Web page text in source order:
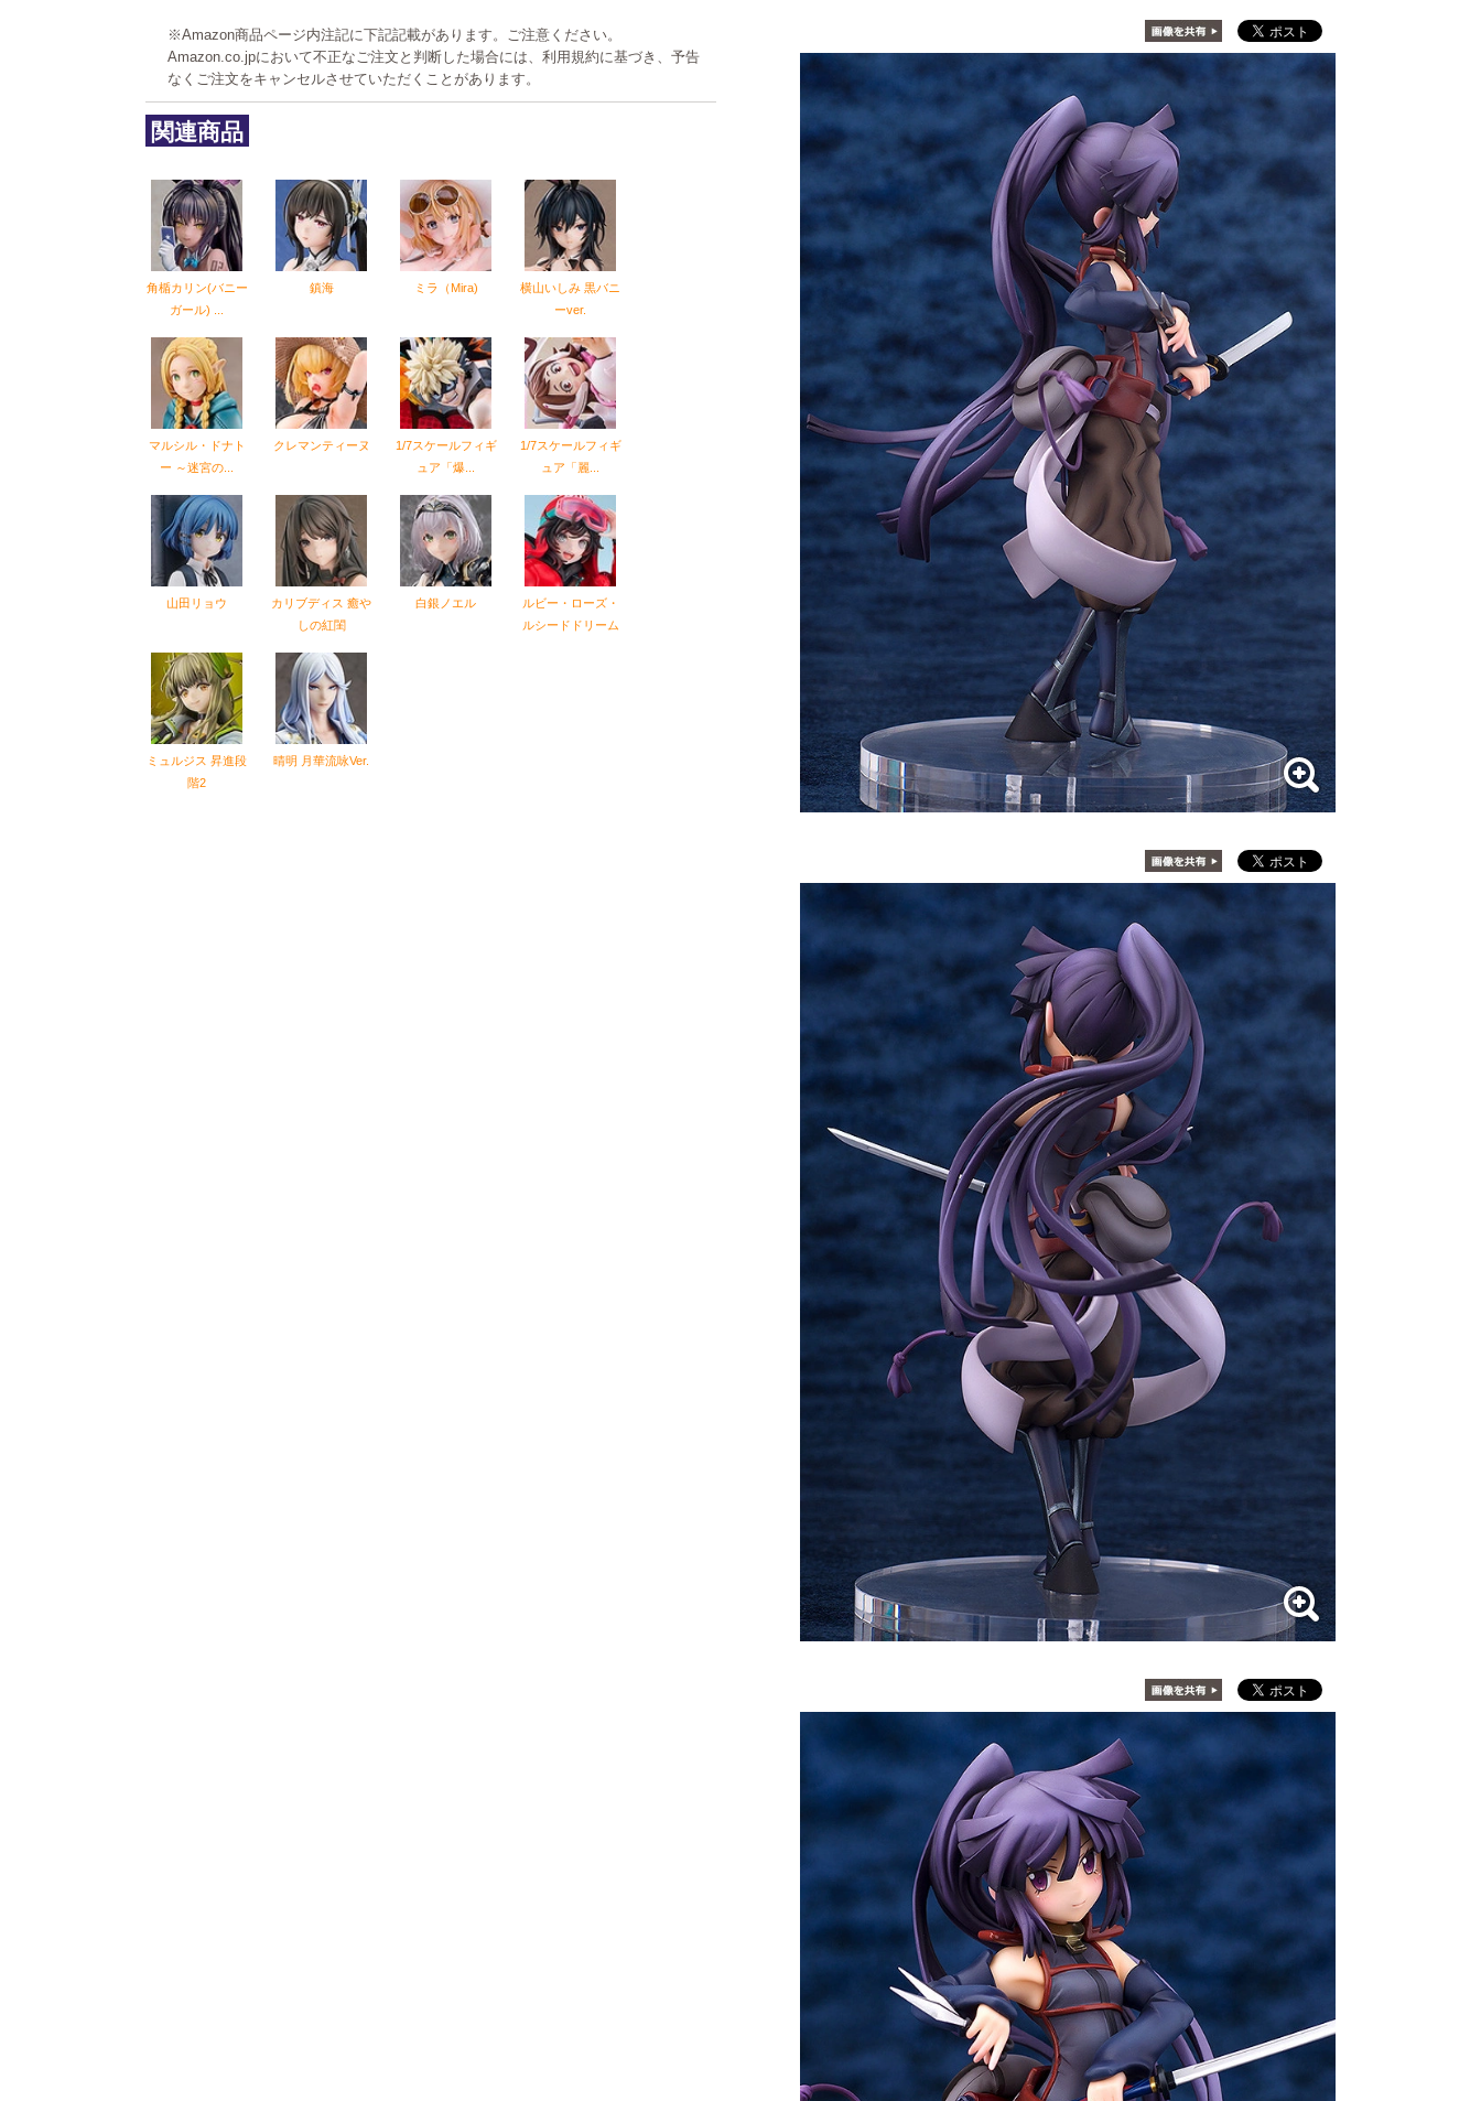
※Amazon商品ページ内注記に下記記載があります。ご注意ください。
Amazon.co.jpにおいて不正なご注文と判断した場合には、利用規約に基づき、予告
なくご注文をキャンセルさせていただくことがあります。
関連商品
角楯カリン(バニー
ガール) ...
鎮海 ミラ（Mira)
横山いしみ 黒バニ
ーver.
マルシル・ドナト
ー ～迷宮の...
クレマンティーヌ
1/7スケールフィギ
ュア「爆...
1/7スケールフィギ
ュア「麗...
山田リョウ
カリブディス 癒や
しの紅閨
白銀ノエル
ルビー・ローズ・
ルシードドリーム
ミュルジス 昇進段
階2
晴明 月華流咏Ver.